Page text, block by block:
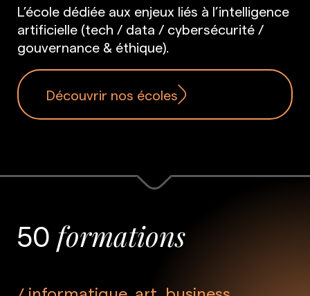
L’école dédiée aux enjeux liés à l’intelligence
artificielle (tech / data / cybersécurité /
gouvernance & éthique).
Découvrir nos écoles
50 formations